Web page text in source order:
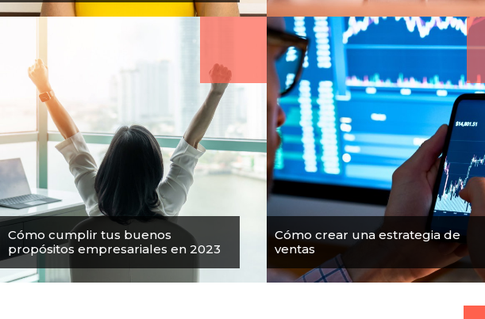
Cómo cumplir tus buenos
propósitos empresariales en 2023
Cómo crear una estrategia de
ventas